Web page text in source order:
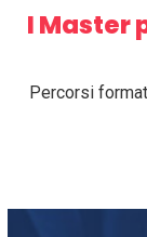
I Master
Percorsi